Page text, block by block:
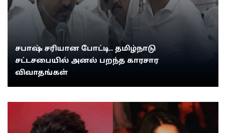
சபாஷ் சரியான போட்டி.. தமிழ்நாடு
சட்டசபையில் அனல் பறந்த காரசார
விவாதங்கள்